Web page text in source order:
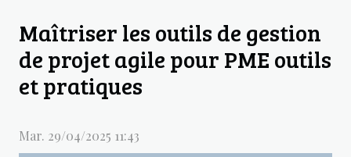
Maîtriser les outils de gestion
de projet agile pour PME outils
et pratiques
Mar. 29/04/2025 11:43